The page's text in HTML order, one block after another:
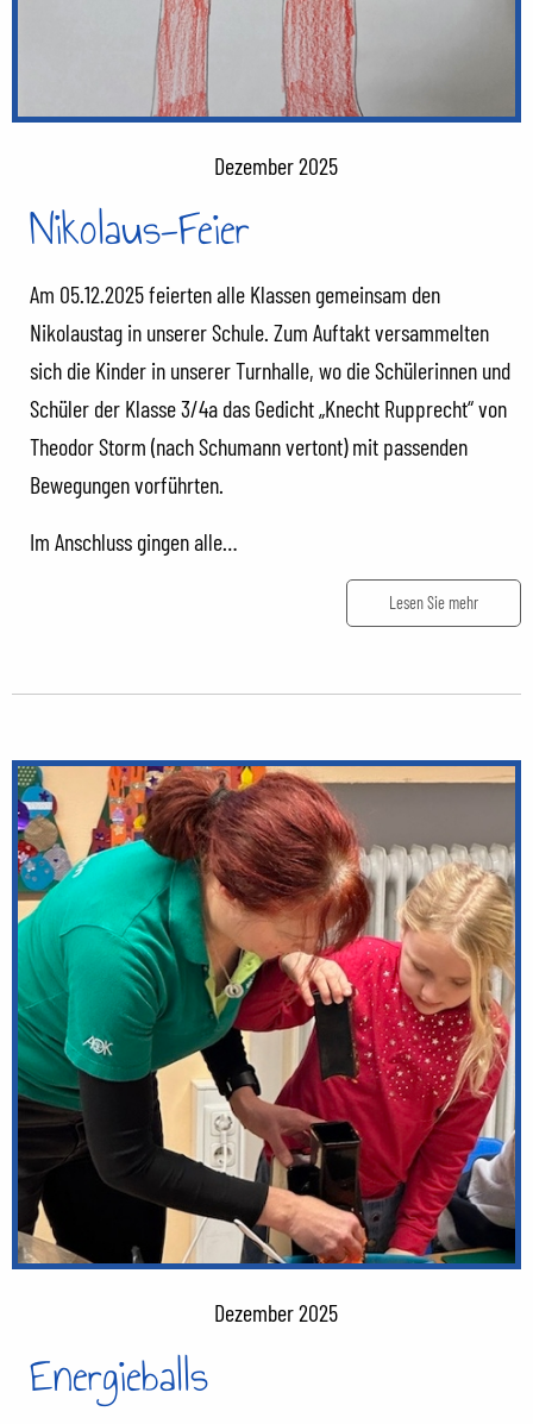
Dezember 2025
Nikolaus-Feier
Am 05.12.2025 feierten alle Klassen gemeinsam den
Nikolaustag in unserer Schule. Zum Auftakt versammelten
sich die Kinder in unserer Turnhalle, wo die Schülerinnen und
Schüler der Klasse 3/4a das Gedicht „Knecht Rupprecht“ von
Theodor Storm (nach Schumann vertont) mit passenden
Bewegungen vorführten.
Im Anschluss gingen alle…
Lesen Sie mehr
Dezember 2025
Energieballs